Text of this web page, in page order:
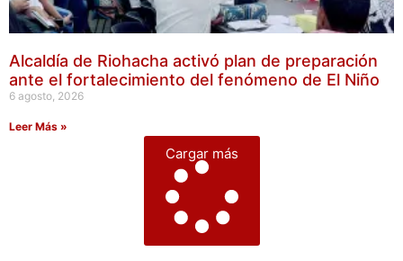
Alcaldía de Riohacha activó plan de preparación
ante el fortalecimiento del fenómeno de El Niño
6 agosto, 2026
Leer Más »
Cargar más